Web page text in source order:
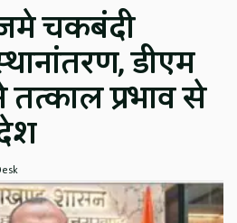
चकबंदी
डीएम
तत्काल प्रभाव से